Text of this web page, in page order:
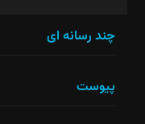
نباید
چند رسانه ای
پیوست